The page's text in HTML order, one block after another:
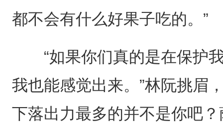
都不会有什么好果子吃的。”
“如果你们真的是在保护我
我也能感觉出来。”林阮挑眉
下落出力最多的并不是你吧？